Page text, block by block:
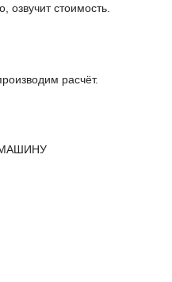
озвучит стоимость.
расчёт.